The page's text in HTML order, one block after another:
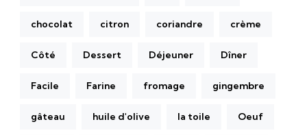
chocolat citron coriandre crème
Côté Dessert Déjeuner Dîner
Facile Farine fromage gingembre
gâteau huile d'olive la toile Oeuf